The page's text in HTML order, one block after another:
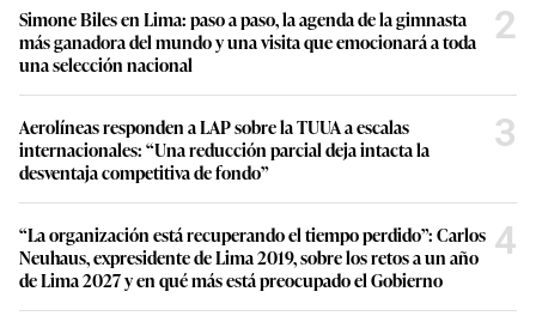
Simone Biles en Lima: paso a paso, la agenda de la gimnasta
más ganadora del mundo y una visita que emocionará a toda
una selección nacional
2
Aerolíneas responden a LAP sobre la TUUA a escalas
internacionales: “Una reducción parcial deja intacta la
desventaja competitiva de fondo”
3
“La organización está recuperando el tiempo perdido”: Carlos
Neuhaus, expresidente de Lima 2019, sobre los retos a un año
de Lima 2027 y en qué más está preocupado el Gobierno
4